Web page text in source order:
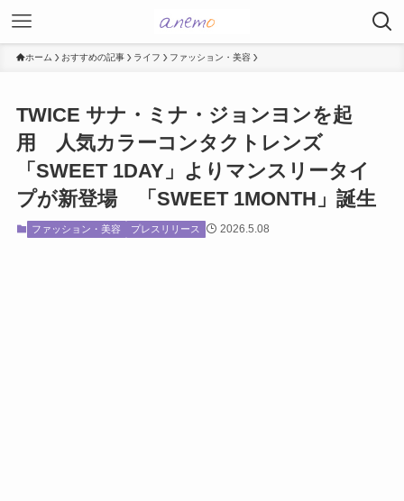
ホーム おすすめの記事 ライフ ファッション・美容
TWICE サナ・ミナ・ジョンヨンを起
用 人気カラーコンタクトレンズ
「SWEET 1DAY」よりマンスリータイ
プが新登場 「SWEET 1MONTH」誕生
ファッション・美容 プレスリリース 2026.5.08